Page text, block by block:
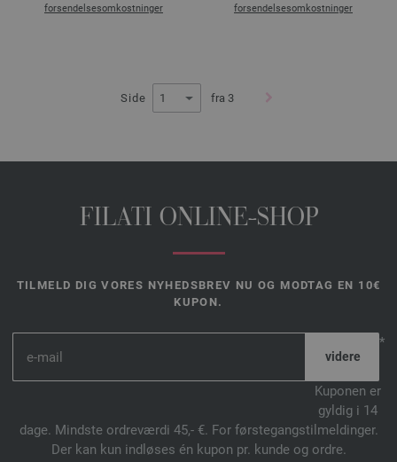
forsendelsesomkostninger
forsendelsesomkostninger
Side fra 3
FILATI ONLINE-SHOP
TILMELD DIG VORES NYHEDSBREV NU OG MODTAG EN 10€
KUPON.
*
Kuponen er
gyldig i 14
dage. Mindste ordreværdi 45,- €. For førstegangstilmeldinger.
Der kan kun indløses én kupon pr. kunde og ordre.